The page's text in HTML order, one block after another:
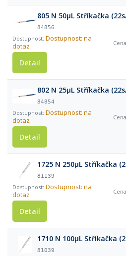
805 N 50µL Stříkačka
84856
Dostupnost: na
dotaz
Detail
802 N 25µL Stříkačka
84854
Dostupnost: na
dotaz
Detail
1725 N 250µL Stříkačka
81139
Dostupnost: na
dotaz
Detail
1710 N 100µL Stříkačka
81039